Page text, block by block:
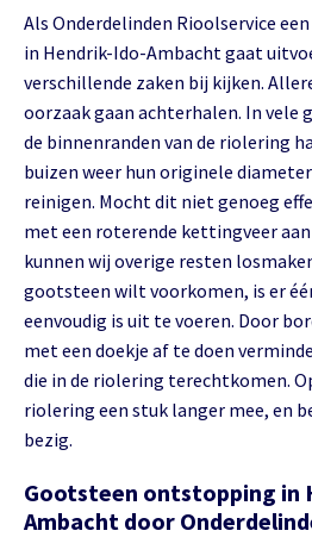
Als Onderdelinden Rioolservice
in Hendrik-Ido-Ambacht gaat uitvoeren, komen daar
verschillende zaken bij kijken.
oorzaak gaan achterhalen. In vele
de binnenranden van de riolering
buizen weer hun originele
reinigen. Mocht dit niet genoeg
met een roterende kettingveer aan
kunnen wij overige resten
gootsteen wilt voorkomen, is er
eenvoudig is uit te voeren. Door
met een doekje af te doen
die in de riolering terechtkomen.
riolering een stuk langer mee, en
bezig.
Gootsteen ontstopping in
Ambacht door